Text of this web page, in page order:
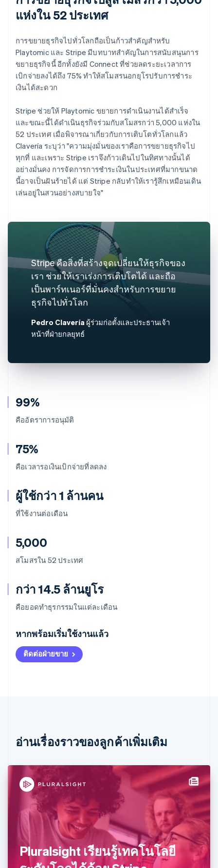
99%
คืออัตราการอนุมัติ
75%
คือเวลารอเงินเบิกจ่ายที่ลดลง
ผู้ใช้กว่า 1 ล้านคน
ที่ใช้งานต่อเดือน
5,000
สโมสรใน 52 ประเทศ
กว่า 14.5 ล้านยูโร
คือยอดทำธุรกรรมในแต่ละเดือน
หากพร้อมเริ่มใช้งานแล้ว
ติดต่อฝ่ายขาย
แห่งใน 52 ประเทศ
การขยายธุรกิจไปทั่วโลกถือเป็นก้าวสำคัญสำหรับ
Playtomic และ Stripe มีบทบาทสำคัญในการสนับสนุนการ
ขยายธุรกิจนี้ อีกทั้งยังมี Connect ที่ช่วยลดระยะเวลาการ
เบิกจ่ายลงได้ถึง 75% ทำให้สโมสรนอกยุโรปรับการชำระ
เงินได้สะดวก
Stripe ช่วยให้ Playtomic ขยายการดำเนินงานได้สำเร็จ
และขณะนี้ได้ดำเนินธุรกิจร่วมกับสโมสรกว่า 5,000 แห่งใน
52 ประเทศ เมื่อพิจารณาเกี่ยวกับการเติบโตทั่วโลกแล้ว
Clavería ระบุว่า "ความมุ่งมั่นของเราคือการขยายธุรกิจไป
ทุกที่ และเพราะ Stripe เราจึงก้าวเดินไปในทิศทางนั้นได้
อย่างมั่นคง การจัดการการชำระเงินในประเทศที่มากขนาด
นี้อาจเป็นฝันร้ายได้ แต่ Stripe กลับทำให้เรารู้สึกเหมือนเดิน
เล่นอยู่ในสวนอย่างสบายใจ"
Stripe คือสิ่งที่สร้างจุดเปลี่ยนให้ธุรกิจของ
เรา ช่วยให้เราเร่งการเติบโตได้ และถือ
เป็นพาร์ทเนอร์ที่มั่นคงสำหรับการขยาย
ธุรกิจไปทั่วโลก
Pedro Clavería ผู้ร่วมก่อตั้งและประธานเจ้า
หน้าที่ฝ่ายกลยุทธ์
อ่านเรื่องราวของลูกค้าเพิ่มเติม
Pluralsight เรียนรู้เทคโนโลยี
เขตบริหารพิเศษฮ่องกง ประเทศจีน
English简体中文
แคนาดา
EnglishFrançais
ญี่ปุ่น
日本語English
ไทย
ไทยEnglish
นอร์เวย์
English
นิวซีแลนด์
English
เนเธอร์แลนด์
NederlandsEnglish
บราซิล
Português English